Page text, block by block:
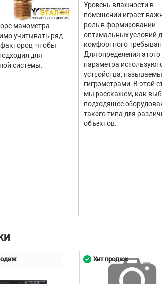
манометра
учитывать ряд
чтобы
для
системы.
Уровень влажности в
помещении играет
роль в формировании
оптимальных условий
комфортного
Для определения этого
параметра
устройства,
гигрометрами. В этой
мы расскажем, как
подходящее
такого типа для
объектов.
Хит продаж